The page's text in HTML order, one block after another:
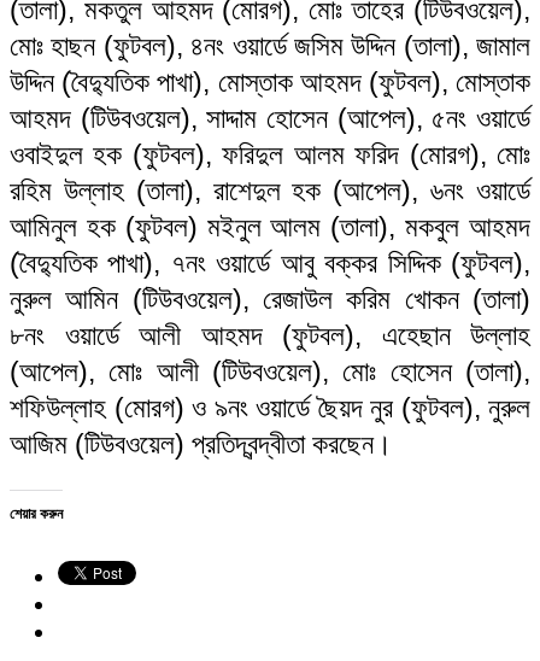
(তালা), মকতুল আহমদ (মোরগ), মোঃ তাহের (টিউবওয়েল),
মোঃ হাছন (ফুটবল), ৪নং ওয়ার্ডে জসিম উদ্দিন (তালা), জামাল
উদ্দিন (বৈদ্যুতিক পাখা), মোস্তাক আহমদ (ফুটবল), মোস্তাক
আহমদ (টিউবওয়েল), সাদ্দাম হোসেন (আপেল), ৫নং ওয়ার্ডে
ওবাইদুল হক (ফুটবল), ফরিদুল আলম ফরিদ (মোরগ), মোঃ
রহিম উল্লাহ (তালা), রাশেদুল হক (আপেল), ৬নং ওয়ার্ডে
আমিনুল হক (ফুটবল) মইনুল আলম (তালা), মকবুল আহমদ
(বৈদ্যুতিক পাখা), ৭নং ওয়ার্ডে আবু বক্কর সিদ্দিক (ফুটবল),
নুরুল আমিন (টিউবওয়েল), রেজাউল করিম খোকন (তালা)
৮নং ওয়ার্ডে আলী আহমদ (ফুটবল), এহেছান উল্লাহ
(আপেল), মোঃ আলী (টিউবওয়েল), মোঃ হোসেন (তালা),
শফিউল্লাহ (মোরগ) ও ৯নং ওয়ার্ডে ছৈয়দ নুর (ফুটবল), নুরুল
আজিম (টিউবওয়েল) প্রতিদ্বন্দ্বীতা করছেন।
শেয়ার করুন